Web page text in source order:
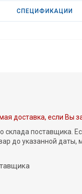
СПЕЦИФИКАЦИИ
доставка, если Вы
склада поставщика.
до указанной